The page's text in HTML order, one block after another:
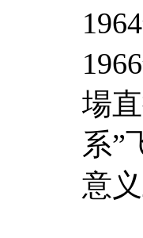
場
系”
意